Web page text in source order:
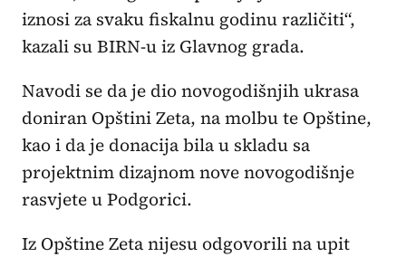
iznosi za svaku fiskalnu godinu različiti“,
kazali su BIRN-u iz Glavnog grada.
Navodi se da je dio novogodišnjih ukrasa
doniran Opštini Zeta, na molbu te Opštine,
kao i da je donacija bila u skladu sa
projektnim dizajnom nove novogodišnje
rasvjete u Podgorici.
Iz Opštine Zeta nijesu odgovorili na upit